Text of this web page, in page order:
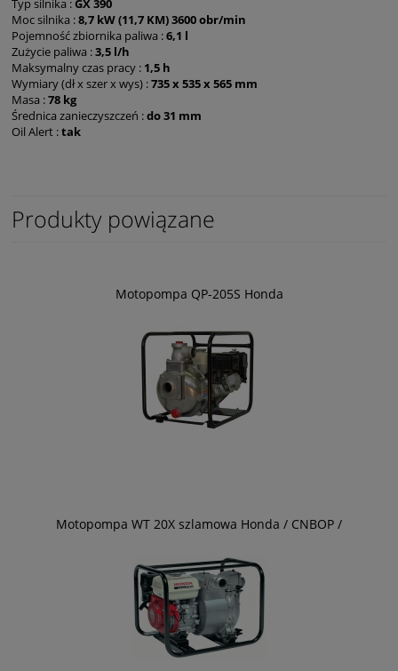
Typ silnika :GX 390
Moc silnika :8,7 kW (11,7 KM) 3600 obr/min
Pojemność zbiornika paliwa :6,1 l
Zużycie paliwa :3,5 l/h
Maksymalny czas pracy : 1,5 h
Wymiary (dł x szer x wys) :735 x 535 x 565 mm
Masa :78 kg
Średnica zanieczyszczeń :do 31 mm
Oil Alert :tak
Produkty powiązane
Motopompa QP-205S Honda
Motopompa WT 20X szlamowa Honda / CNBOP /